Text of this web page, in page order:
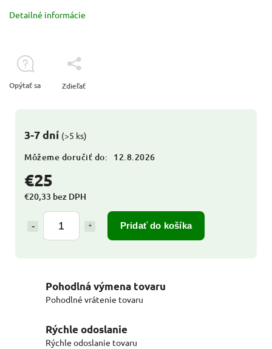
€25
€20,33 bez DPH
Pridať do košíka
3-7 dní (>5 ks)
Môžeme doručiť do: 12.8.2026
Detailné informácie
Opýtať sa Zdieľať
Pohodlná výmena tovaru
Pohodlné vrátenie tovaru
Rýchle odoslanie
Rýchle odoslanie tovaru